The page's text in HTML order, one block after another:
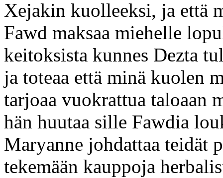
Xejakin kuolleeksi, ja että
Fawd maksaa miehelle
keitoksista kunnes Dezta
ja toteaa että minä kuolen
tarjoaa vuokrattua taloaan
hän huutaa sille Fawdia
Maryanne johdattaa teidät
tekemään kauppoja